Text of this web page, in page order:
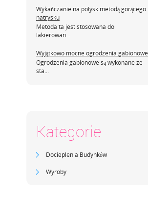
Wykańczanie na połysk metodą gorącego
natrysku
Metoda ta jest stosowana do
lakierowan...
Wyjątkowo mocne ogrodzenia gabionowe
Ogrodzenia gabionowe są wykonane ze
sta...
Kategorie
Docieplenia Budynków
Wyroby